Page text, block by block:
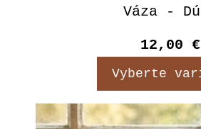
Váza -
12,00 €
Vyberte